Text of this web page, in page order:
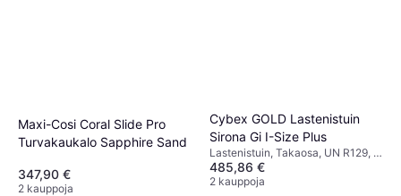
Maxi-Cosi Coral Slide Pro
Turvakaukalo Sapphire Sand
347,90 €
2 kauppoja
Cybex GOLD Lastenistuin
Sirona Gi I-Size Plus
Lastenistuin, Takaosa, UN R129, i-
Size, Vastasyntyneen istuimen
pienennin mukana, Säädettävä
485,86 €
2 kauppoja